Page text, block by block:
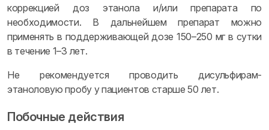
коррекцией доз этанола и/или препарата по
необходимости. В дальнейшем препарат можно
применять в поддерживающей дозе 150–250 мг в сутки
в течение 1–3 лет.
Не рекомендуется проводить дисульфирам-
этаноловую пробу у пациентов старше 50 лет.
Побочные действия